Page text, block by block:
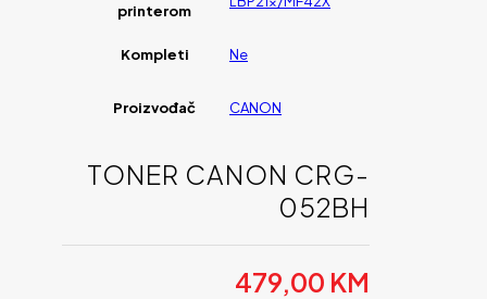
printerom
Kompleti Ne
Proizvođač CANON
TONER CANON CRG-
052BH
479,00 KM